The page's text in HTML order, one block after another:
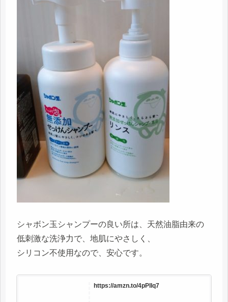
シャボン玉シャンプーの良い所は、天然油脂由来の
低刺激な洗浄力で、地肌にやさしく、
シリコン不使用なので、安心です。
https://amzn.to/4pPlIq7